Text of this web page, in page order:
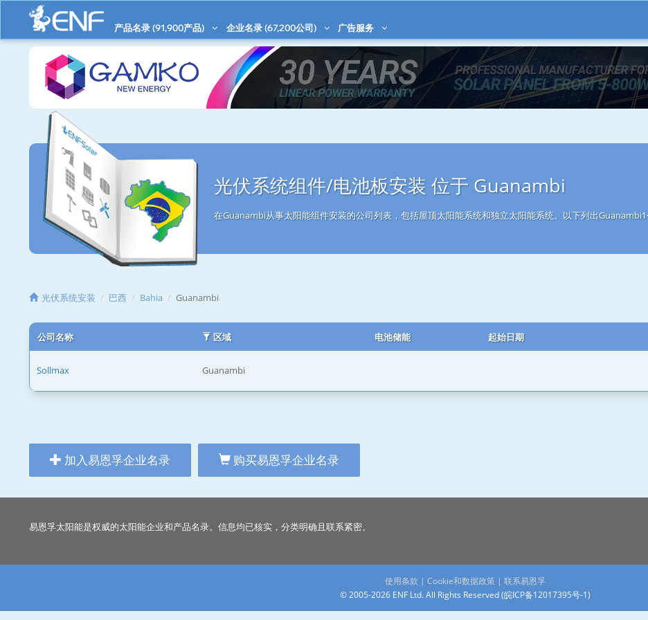
产品名录 (91,900产品) 企业名录 (67,200公司) 广告服务
光伏系统组件/电池板安装 位于 Guanambi
在Guanambi从事太阳能组件安装的公司列表，包括屋顶太阳能系统和独立太阳能系统。以下列出Guanambi1
光伏系统安装 巴西 Bahia Guanambi
公司名称 区域 电池储能 起始日期
Sollmax Guanambi
加入易恩孚企业名录 购买易恩孚企业名录
易恩孚太阳能是权威的太阳能企业和产品名录。信息均已核实，分类明确且联系紧密。
使用条款 | Cookie和数据政策 | 联系易恩孚
© 2005-2026 ENF Ltd. All Rights Reserved (皖ICP备12017395号-1)